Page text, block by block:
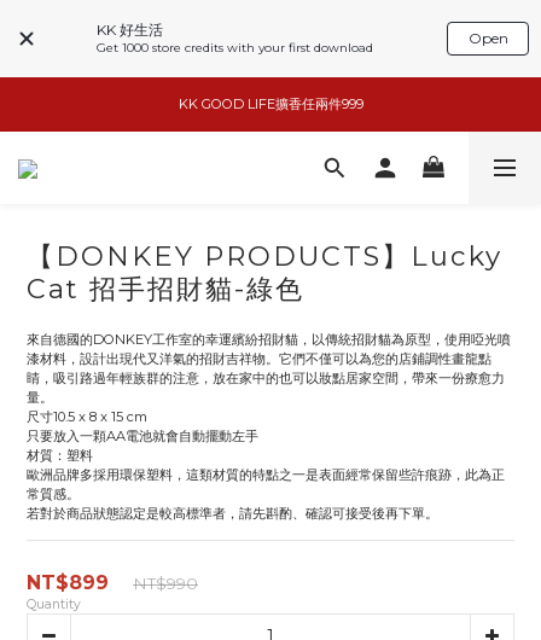
KK 好生活
Get 1000 store credits with your first download
Open
basiik1件9折/2件88折
小家電6折起
KK GOOD LIFE擴香任兩件999
basiik1件9折/2件88折
【DONKEY PRODUCTS】Lucky
Cat 招手招財貓-綠色
來自德國的DONKEY工作室的幸運繽紛招財貓，以傳統招財貓為原型，使用啞光噴
漆材料，設計出現代又洋氣的招財吉祥物。它們不僅可以為您的店鋪調性畫龍點
睛，吸引路過年輕族群的注意，放在家中的也可以妝點居家空間，帶來一份療愈力
量。
尺寸10.5 x 8 x 15 cm
只要放入一顆AA電池就會自動擺動左手
材質：塑料
歐洲品牌多採用環保塑料，這類材質的特點之一是表面經常保留些許痕跡，此為正
常質感。
若對於商品狀態認定是較高標準者，請先斟酌、確認可接受後再下單。
NT$899 NT$990
Quantity